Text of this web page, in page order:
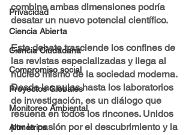
Privacidad
Ciencia Abierta
Ciencia Ciudadana
Compromiso social
Proyectos Globales
Monitoreo Ambiental
Altmetrics
combine ambas dimensiones podría
desatar un nuevo potencial científico.
Este debate trasciende los confines de
las revistas especializadas y llega al
núcleo mismo de la sociedad moderna.
Desde las aulas hasta los laboratorios
de investigación, es un diálogo que
resuena en todos los rincones. Unidos
por la pasión por el descubrimiento y la